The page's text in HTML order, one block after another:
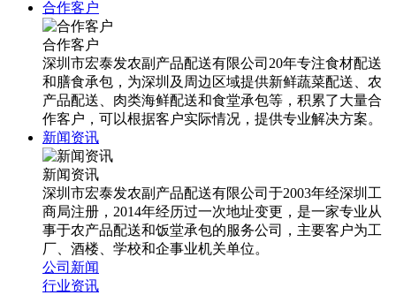
合作客户
合作客户
深圳市宏泰发农副产品配送有限公司20年专注食材配送
和膳食承包，为深圳及周边区域提供新鲜蔬菜配送、农
产品配送、肉类海鲜配送和食堂承包等，积累了大量合
作客户，可以根据客户实际情况，提供专业解决方案。
新闻资讯
新闻资讯
深圳市宏泰发农副产品配送有限公司于2003年经深圳工
商局注册，2014年经历过一次地址变更，是一家专业从
事于农产品配送和饭堂承包的服务公司，主要客户为工
厂、酒楼、学校和企事业机关单位。
公司新闻
行业资讯